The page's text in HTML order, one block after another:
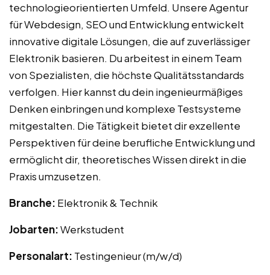
technologieorientierten Umfeld. Unsere Agentur
für Webdesign, SEO und Entwicklung entwickelt
innovative digitale Lösungen, die auf zuverlässiger
Elektronik basieren. Du arbeitest in einem Team
von Spezialisten, die höchste Qualitätsstandards
verfolgen. Hier kannst du dein ingenieurmäßiges
Denken einbringen und komplexe Testsysteme
mitgestalten. Die Tätigkeit bietet dir exzellente
Perspektiven für deine berufliche Entwicklung und
ermöglicht dir, theoretisches Wissen direkt in die
Praxis umzusetzen.
Branche: Elektronik & Technik
Jobarten:Werkstudent
Personalart: Testingenieur (m/w/d)